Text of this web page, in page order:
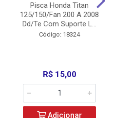
Pisca Honda Titan
125/150/Fan 200 A 2008
Dd/Te Com Suporte L...
Código: 18324
R$ 15,00
Adicionar